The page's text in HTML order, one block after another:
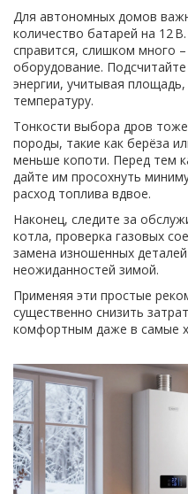
Для автономных домов
количество батарей на 12
справится, слишком много
оборудование.
энергии, учитывая
температуру.
Тонкости выбора дров
породы, такие как берёза
меньше копоти. Перед тем
дайте им просохнуть
расход топлива вдвое.
Наконец, следите за
котла, проверка газовых
замена изношенных
неожиданностей зимой.
Применяя эти простые
существенно снизить
комфортным даже в самые